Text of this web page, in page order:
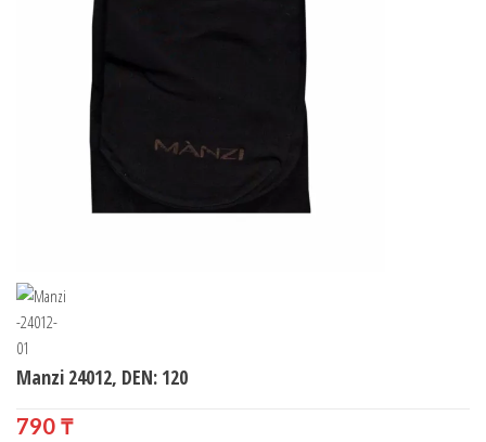
Manzi 24012, DEN: 120
790 ₸